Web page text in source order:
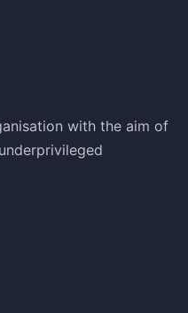
with the aim of